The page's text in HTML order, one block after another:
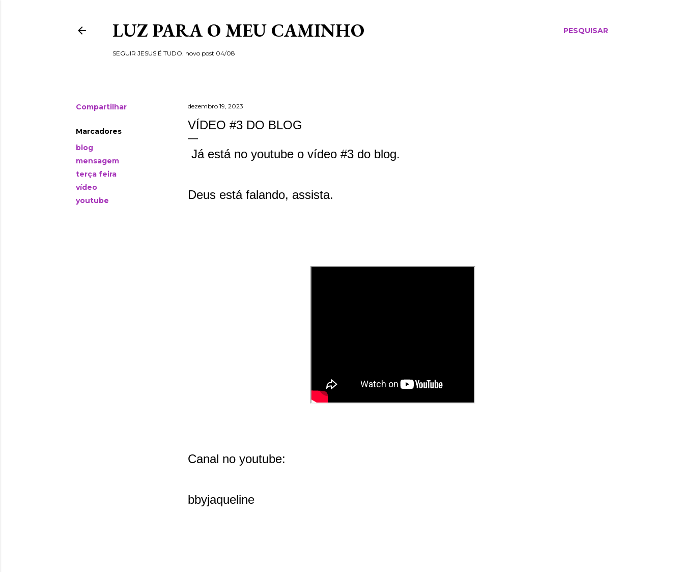
PESQUISAR
LUZ PARA O MEU CAMINHO
SEGUIR JESUS É TUDO. novo post 04/08
Compartilhar
Marcadores
blog
mensagem
terça feira
vídeo
youtube
dezembro 19, 2023
VÍDEO #3 DO BLOG
Já está no youtube o vídeo #3 do blog.
Deus está falando, assista.
Canal no youtube:
bbyjaqueline